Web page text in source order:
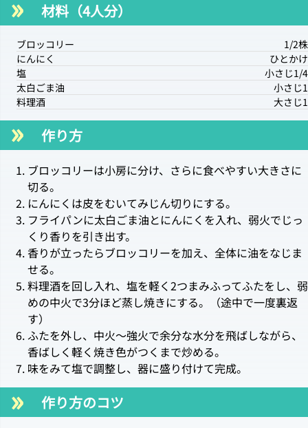
材料（4人分）
ブロッコリー
1/2株
にんにく
ひとかけ
塩
小さじ1/4
太白ごま油
小さじ1
料理酒
大さじ1
作り方
ブロッコリーは小房に分け、さらに食べやすい大きさに
切る。
にんにくは皮をむいてみじん切りにする。
フライパンに太白ごま油とにんにくを入れ、弱火でじっ
くり香りを引き出す。
香りが立ったらブロッコリーを加え、全体に油をなじま
せる。
料理酒を回し入れ、塩を軽く2つまみふってふたをし、弱
めの中火で3分ほど蒸し焼きにする。（途中で一度裏返
す）
ふたを外し、中火〜強火で余分な水分を飛ばしながら、
香ばしく軽く焼き色がつくまで炒める。
味をみて塩で調整し、器に盛り付けて完成。
作り方のコツ